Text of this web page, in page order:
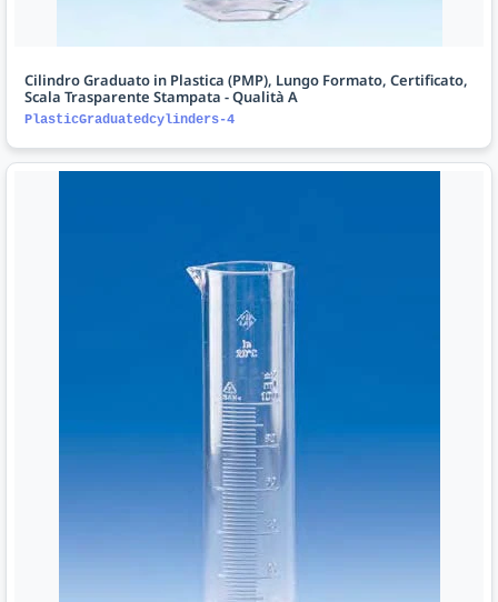
Cilindro Graduato in Plastica (PMP), Lungo Formato, Certificato,
Scala Trasparente Stampata - Qualità A
PlasticGraduatedcylinders-4